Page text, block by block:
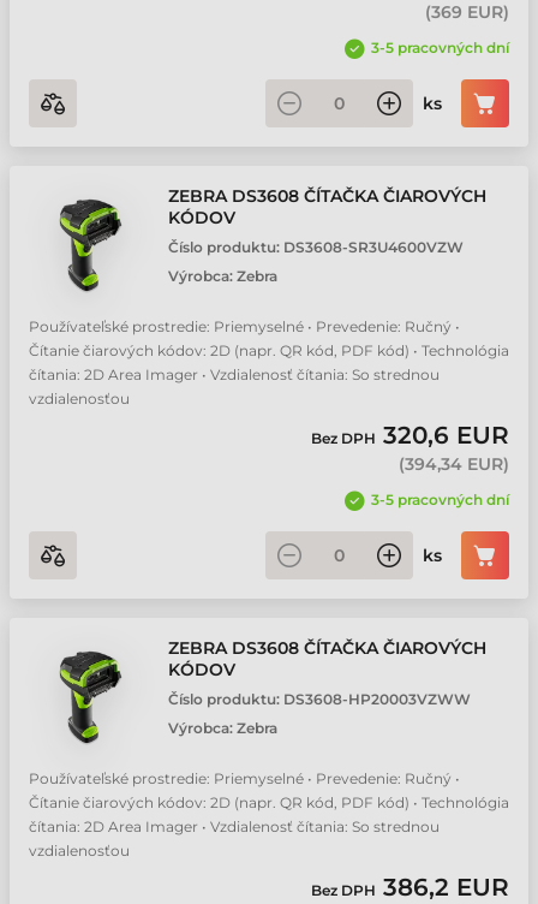
(369 EUR)
3-5 pracovných dní
ks
ZEBRA DS3608 ČÍTAČKA ČIAROVÝCH
KÓDOV
Číslo produktu: DS3608-SR3U4600VZW
Výrobca: Zebra
Používateľské prostredie: Priemyselné • Prevedenie: Ručný •
Čítanie čiarových kódov: 2D (napr. QR kód, PDF kód) • Technológia
čítania: 2D Area Imager • Vzdialenosť čítania: So strednou
vzdialenosťou
Bez DPH 320,6 EUR
(394,34 EUR)
3-5 pracovných dní
ks
ZEBRA DS3608 ČÍTAČKA ČIAROVÝCH
KÓDOV
Číslo produktu: DS3608-HP20003VZWW
Výrobca: Zebra
Používateľské prostredie: Priemyselné • Prevedenie: Ručný •
Čítanie čiarových kódov: 2D (napr. QR kód, PDF kód) • Technológia
čítania: 2D Area Imager • Vzdialenosť čítania: So strednou
vzdialenosťou
Bez DPH 386,2 EUR